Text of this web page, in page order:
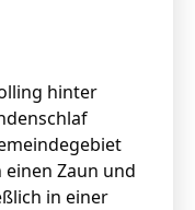
hinter
Zaun und
in einer